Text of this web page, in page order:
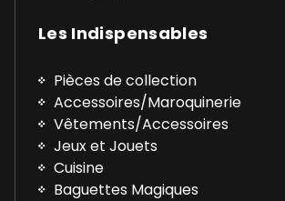
Les Indispensables
Pièces de collection
Accessoires/Maroquinerie
Vêtements/Accessoires
Jeux et Jouets
Cuisine
Baguettes Magiques